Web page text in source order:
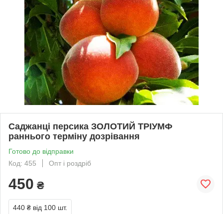
Саджанці персика ЗОЛОТИЙ ТРІУМФ
раннього терміну дозрівання
Готово до відправки
Код: 455
Опт і роздріб
450 ₴
440 ₴ від 100 шт.